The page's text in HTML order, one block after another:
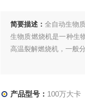
简要描述： 全自动生物
生物质燃烧机是一种生
高温裂解燃烧机，一般
产品型号： 100万大卡